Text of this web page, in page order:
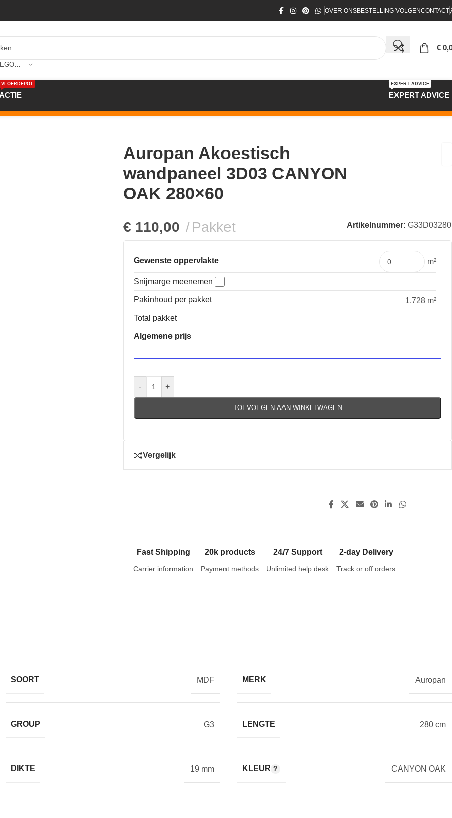
OVER ONSBESTELLING VOLGENCONTACT
€
VLOERDEPOT
EXPERT ADVICE
EXPERT ADVICE
/Auropan Akoestisch wandpaneel 3D03 CANYON OAK 280×60
Auropan Akoestisch
wandpaneel 3D03 CANYON
OAK 280×60
€ 110,00 Pakket Artikelnummer:G33D03280
Gewenste oppervlakte m²
Snijmarge meenemen
Pakinhoud per pakket
1.728 m²
Total pakket
Algemene prijs
- +
TOEVOEGEN AAN WINKELWAGEN
Vergelijk
Fast Shipping
Carrier information
20k products
Payment methods
24/7 Support
Unlimited help desk
2-day Delivery
Track or off orders
SOORT MDF MERK Auropan
GROUP G3 LENGTE 280 cm
DIKTE 19 mm KLEUR CANYON OAK